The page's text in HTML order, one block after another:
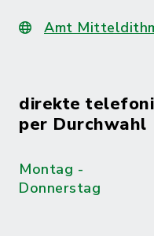
Amt
direkte
per Durchwahl
Montag -
Donnerstag